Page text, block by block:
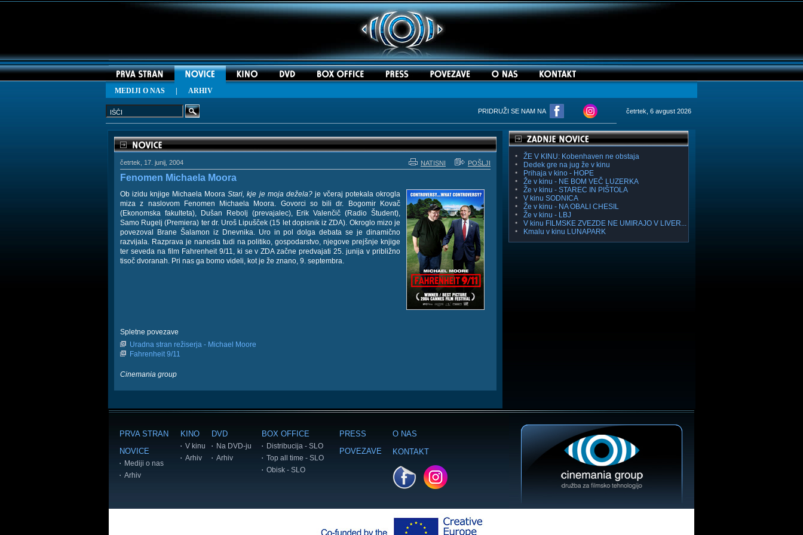
MEDIJI O NAS ARHIV
PRIDRUŽI SE NAM NA četrtek, 6 avgust 2026
četrtek, 17. junij, 2004 NATISNI POŠLJI
Fenomen Michaela Moora
Ob izidu knjige Michaela MooraStari, kje je moja dežela?je včeraj potekala okrogla
miza z naslovom Fenomen Michaela Moora. Govorci so bili dr. Bogomir Kovač
(Ekonomska fakulteta), Dušan Rebolj (prevajalec), Erik Valenčič (Radio Študent),
Samo Rugelj (Premiera) ter dr. Uroš Lipušček (15 let dopisnik iz ZDA). Okroglo mizo je
povezoval Brane Šalamon iz Dnevnika. Uro in pol dolga debata se je dinamično
razvijala. Razprava je nanesla tudi na politiko, gospodarstvo, njegove prejšnje knjige
ter seveda na film Fahrenheit 9/11, ki se v ZDA začne predvajati 25. junija v približno
tisoč dvoranah. Pri nas ga bomo videli, kot je že znano, 9. septembra.
Spletne povezave
Uradna stran režiserja - Michael Moore
Fahrenheit 9/11
Cinemania group
ŽE V KINU: Kobenhaven ne obstaja
Dedek gre na jug že v kinu
Prihaja v kino - HOPE
Že v kinu - NE BOM VEČ LUZERKA
Že v kinu - STAREC IN PIŠTOLA
V kinu SODNICA
Že v kinu - NA OBALI CHESIL
Že v kinu - LBJ
V kinu FILMSKE ZVEZDE NE UMIRAJO V LIVER...
Kmalu v kinu LUNAPARK
PRVA STRAN
NOVICE
Mediji o nas
Arhiv
KINO
V kinu
Arhiv
DVD
Na DVD-ju
Arhiv
BOX OFFICE
Distribucija - SLO
Top all time - SLO
Obisk - SLO
PRESS
POVEZAVE
O NAS
KONTAKT